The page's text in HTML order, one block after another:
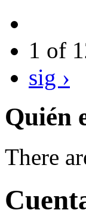
1 of
sig ›
Quién
There